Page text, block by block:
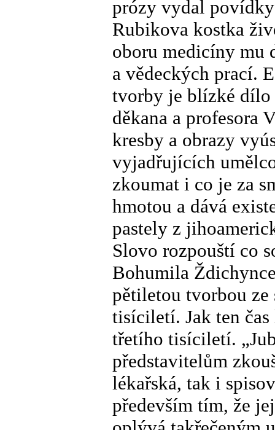
prózy vydal
Rubikova kostka
oboru medicíny mu
a vědeckých prací.
tvorby je blízké dílo
děkana a profesora
kresby a obrazy
vyjadřujících
zkoumat i co je za
hmotou a dává
pastely z
Slovo rozpouští co
Bohumila
pětiletou tvorbou
tisíciletí. Jak ten
třetího tisíciletí.
představitelům
lékařská, tak i
především tím, že